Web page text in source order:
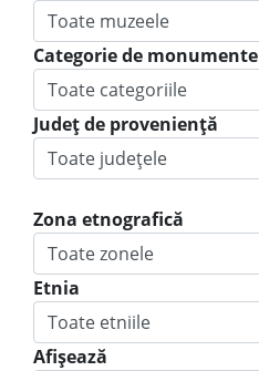
Categorie de monumente
Judeţ de provenienţă
Zona etnografică
Etnia
Afișează